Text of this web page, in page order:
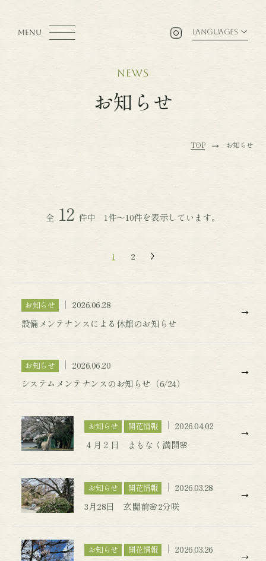
MENU LANGUAGES
お知らせ
news
TOP お知らせ
全 12 件中 1件～10件を表示しています。
1 2
お知らせ
2026.06.28
設備メンテナンスによる休館のお知らせ
お知らせ
2026.06.20
システムメンテナンスのお知らせ（6/24）
お知らせ 開花情報
2026.04.02
４月２日 まもなく満開🌸
お知らせ 開花情報
2026.03.28
3月28日 玄関前🌸2分咲
お知らせ 開花情報
2026.03.26